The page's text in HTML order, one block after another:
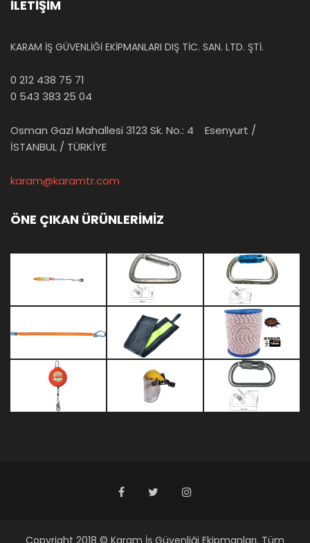
İLETİŞİM
KARAM İŞ GÜVENLİĞİ EKİPMANLARI DIŞ TİC. SAN. LTD. ŞTİ.
0 212 438 75 71
0 543 383 25 04
Osman Gazi Mahallesi 3123 Sk. No.: 4 Esenyurt /
İSTANBUL / TÜRKİYE
karam@karamtr.com
ÖNE ÇIKAN ÜRÜNLERİMİZ
Copyright 2018 © Karam İş Güvenliği Ekipmanları. Tüm